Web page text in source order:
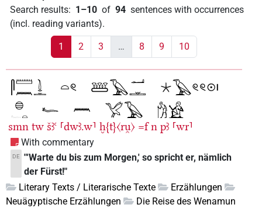
Search results: 1–10 of 94 sentences with occurrences
(incl. reading variants).
1 2 3 … 8 9 10
smn tw šꜣꜥ ⸢dwꜣ.w⸣ ḫ{t}〈ru̯〉 =f n pꜣ ⸢wr⸣
With commentary
DE "'Warte du bis zum Morgen,' so spricht er, nämlich
der Fürst!"
Literary Texts / Literarische Texte
Erzählungen
Neuägyptische Erzählungen
Die Reise des Wenamun